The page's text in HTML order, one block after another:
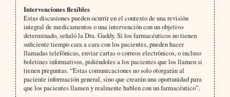
Intervenciones flexibles
Estas discusiones pueden ocurrir en el contexto de una revisión
integral de medicamentos o una intervención con un objetivo
determinado, señaló la Dra. Gaddy. Si los farmacéuticos no tienen
suficiente tiempo cara a cara con los pacientes, pueden hacer
llamadas telefónicas, enviar cartas o correos electrónicos, o incluso
boletines informativos, pidiéndoles a los pacientes que los llamen si
tienen preguntas. “Estas comunicaciones no solo otorgarán al
paciente información general, sino que crearán una oportunidad para
que los pacientes llamen y realmente hablen con un farmacéutico”.